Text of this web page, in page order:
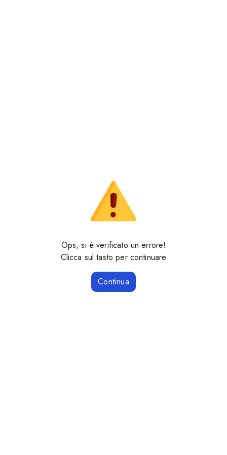
Ops, si è verificato un errore!
Clicca sul tasto per continuare
Continua